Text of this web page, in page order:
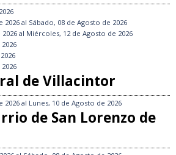
2026 al Sábado, 08 de Agosto de 2026
al Miércoles, 12 de Agosto de 2026
de Villacintor
2026 al Lunes, 10 de Agosto de 2026
de San Lorenzo de